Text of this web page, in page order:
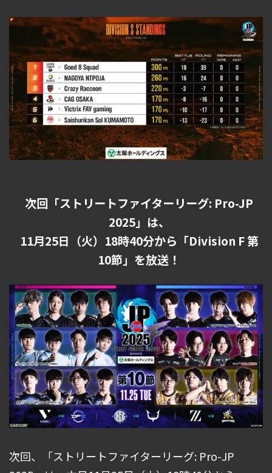
次回「ストリートファイターリーグ: Pro-JP
2025」は、
11月25日（火）18時40分から「Division F 第
10節」を放送！
次回、「ストリートファイターリーグ: Pro-JP